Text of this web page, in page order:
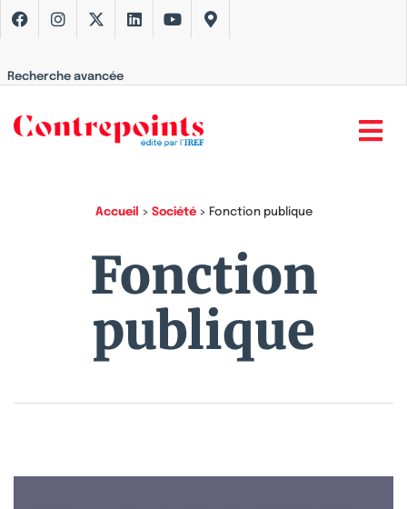
Recherche avancée
Accueil > Société> Fonction publique
Fonction
publique